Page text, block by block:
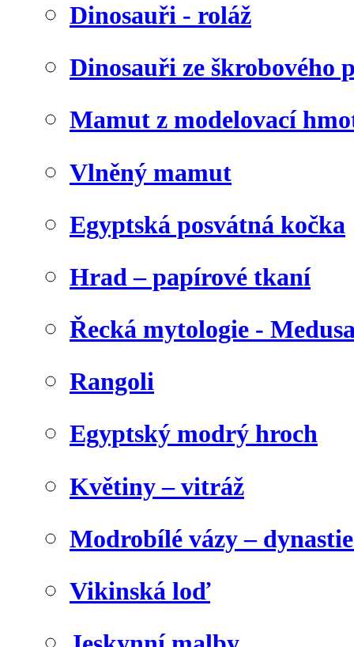
Dinosauři - roláž
Dinosauři ze škrobového
Mamut z modelovací
Vlněný mamut
Egyptská posvátná kočka
Hrad – papírové tkaní
Řecká mytologie -
Rangoli
Egyptský modrý hroch
Květiny – vitráž
Modrobílé vázy –
Vikinská loď